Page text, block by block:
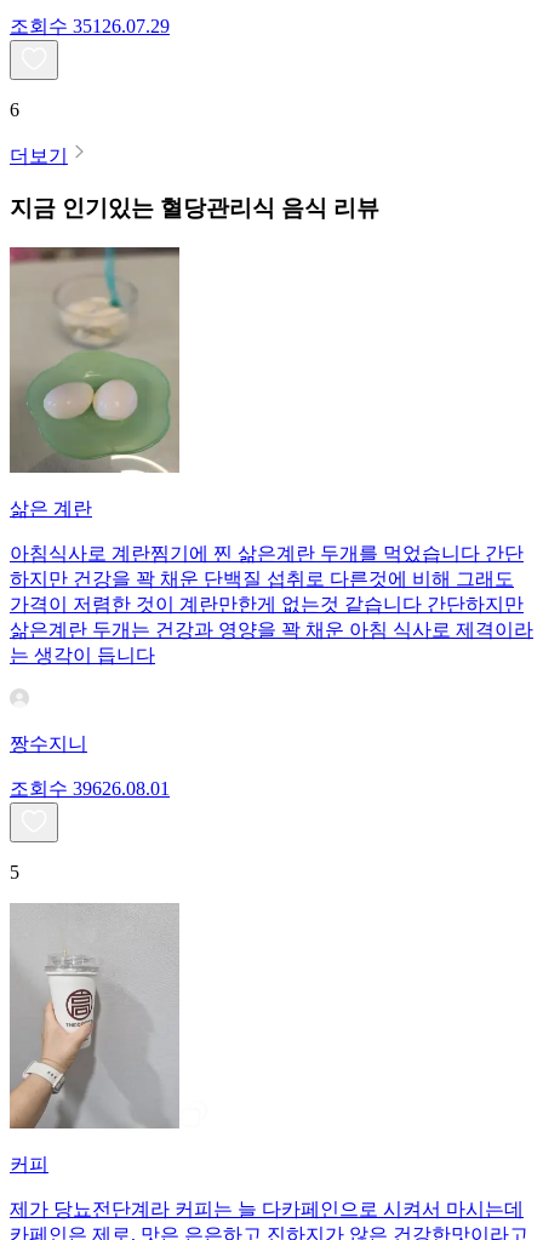
조회수 351 26.07.29
6
더보기
지금 인기있는 혈당관리식 음식 리뷰
삶은 계란
아침식사로 계란찜기에 찐 삶은계란 두개를 먹었습니다 간단
하지만 건강을 꽉 채운 단백질 섭취로 다른것에 비해 그래도
가격이 저렴한 것이 계란만한게 없는것 같습니다 간단하지만
삶은계란 두개는 건강과 영양을 꽉 채운 아침 식사로 제격이라
는 생각이 듭니다
짱수지니
조회수 39626.08.01
5
커피
제가 당뇨전단계라 커피는 늘 다카페인으로 시켜서 마시는데
카페인은 제로, 맛은 은은하고 진하지가 않은 건강한맛이라고